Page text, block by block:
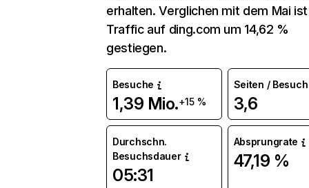
erhalten. Verglichen mit dem Mai
Traffic auf ding.com um 14,62 %
gestiegen.
Besuche
1,39 Mio.+15 %
Seiten / Besuch
3,6
Durchschn.
Besuchsdauer
05:31
Absprungrate
47,19 %